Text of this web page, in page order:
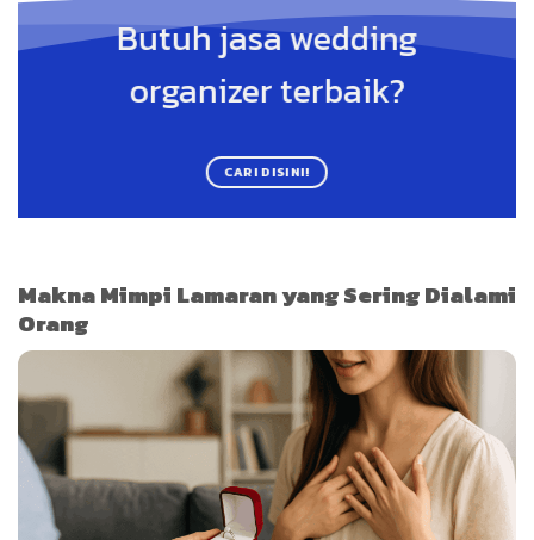
Butuh jasa wedding
organizer terbaik?
CARI DISINI!
Makna Mimpi Lamaran yang Sering Dialami
Orang